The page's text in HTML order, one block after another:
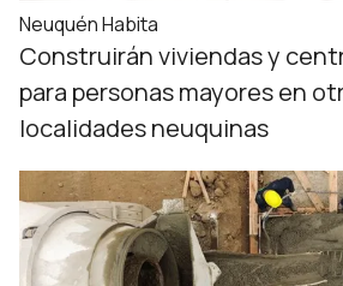
Neuquén Habita
Construirán viviendas y
para personas mayores en
localidades neuquinas